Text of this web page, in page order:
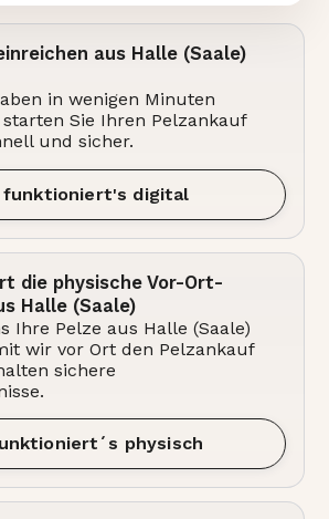
aus Halle (Saale)
in wenigen Minuten
Sie Ihren Pelzankauf
und sicher.
funktioniert's digital
die physische Vor-Ort-
Halle (Saale)
Ihre Pelze aus Halle (Saale)
wir vor Ort den Pelzankauf
sichere
physisch